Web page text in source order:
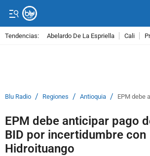
Tendencias: Abelardo De La Espriella Cali
Blu Radio / Regiones / Antioquia / EPM debe
EPM debe anticipar pago
BID por incertidumbre con
Hidroituango